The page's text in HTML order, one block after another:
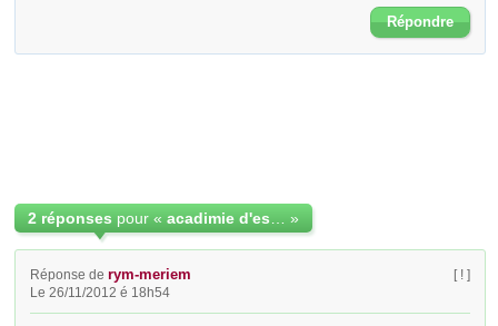
Répondre
2 réponses pour « »
Réponse derym-meriem
Le 26/11/2012 é 18h54
[ ! ]